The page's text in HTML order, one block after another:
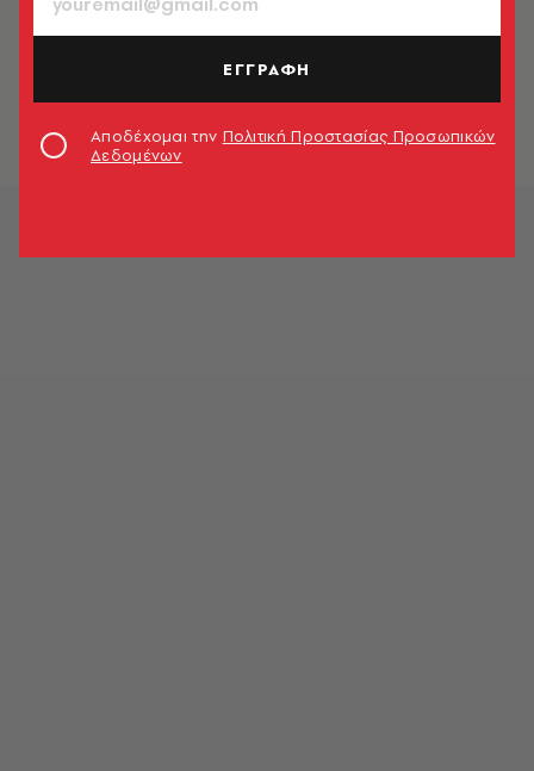
ερωτικών ραντεβού» - Η κλήση στο
Newsroom
ΕΓΓΡΑΦΗ
Αποδέχομαι την Πολιτική Προστασίας Προσωπικών
Δεδομένων